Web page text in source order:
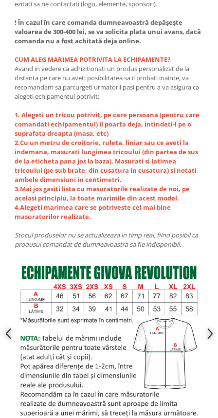
ezitati sa ne contactati (logo, elemente, sponsori).
! În cazul în care comanda dumneavoastră depășește
valoarea de 300-400 lei, se va solicita plata unui avans, dacă
comanda nu a fost achitată deja online.
CUM ALEG MARIMEA POTRIVITA LA ECHIPAMENTE?
Avand in vedere ca achizitionati un produs personalizat de la
distanta pe care nu aveti posibilitatea sa il probati inainte, va
recomandam sa parcurgeti urmatorii pasi pentru a va asigura ca
alegeti echipamentul potrivit:
1. Alegeti un tricou potrivit, pe care persoana (pentru care
comandati echipamentul) il poarta deja, intindeti-l pe o
suprafata dreapta (masa, etc)
2.Cu un metru de croitorie, ruleta, liniar sau ce aveti la
indemana, masurati lungimea tricoului (din partea de sus
de la eticheta pana jos la baza). Masurati si latimea
tricoului (pe sub brate, din cusatura in cusatura) si notati
ambele dimensiuni in centimetri.
3.Mai jos gasiti lista cu masuratorile realizate de noi, pe
acelasi principiu, la toate marimile din acest model.
4.Alegeti marimea care se potriveste cel mai bine
masuratorilor realizate.
Stocul produselor nu se actualizeaza in timp real, fiind posibil ca
produsul comandat de dumneavoastra sa fie indisponibil.